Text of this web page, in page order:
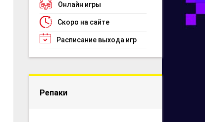
Онлайн игры
Скоро на сайте
Расписание выхода игр
Репаки